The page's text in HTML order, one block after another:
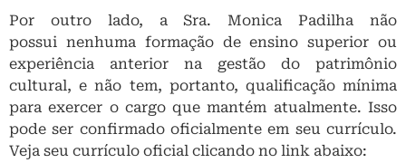
Por outro lado, a Sra. Monica Padilha não
possui nenhuma formação de ensino superior ou
experiência anterior na gestão do patrimônio
cultural, e não tem, portanto, qualificação mínima
para exercer o cargo que mantém atualmente. Isso
pode ser confirmado oficialmente em seu currículo.
Veja seu currículo oficial clicando no link abaixo: